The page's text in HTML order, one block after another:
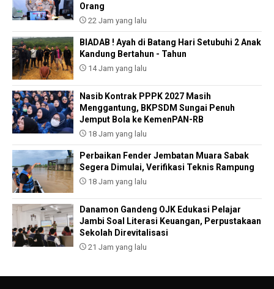
Orang
22 Jam yang lalu
BIADAB ! Ayah di Batang Hari Setubuhi 2 Anak
Kandung Bertahun - Tahun
14 Jam yang lalu
Nasib Kontrak PPPK 2027 Masih
Menggantung, BKPSDM Sungai Penuh
Jemput Bola ke KemenPAN-RB
18 Jam yang lalu
Perbaikan Fender Jembatan Muara Sabak
Segera Dimulai, Verifikasi Teknis Rampung
18 Jam yang lalu
Danamon Gandeng OJK Edukasi Pelajar
Jambi Soal Literasi Keuangan, Perpustakaan
Sekolah Direvitalisasi
21 Jam yang lalu